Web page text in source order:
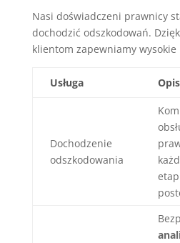
Nasi doświadczeni prawnicy
dochodzić odszkodowań.
klientom zapewniamy
Usługa Opis
Dochodzenie
odszkodowania